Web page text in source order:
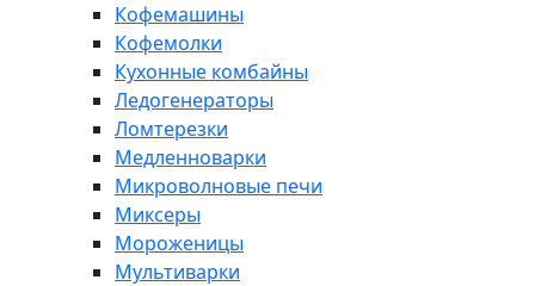
Кофемашины
Кофемолки
Кухонные комбайны
Ледогенераторы
Ломтерезки
Медленноварки
Микроволновые печи
Миксеры
Мороженицы
Мультиварки